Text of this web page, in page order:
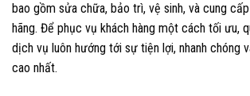
bao gồm sửa chữa, bảo trì, vệ sinh, và cung
hãng. Để phục vụ khách hàng một cách tối ưu,
dịch vụ luôn hướng tới sự tiện lợi, nhanh chóng
cao nhất.